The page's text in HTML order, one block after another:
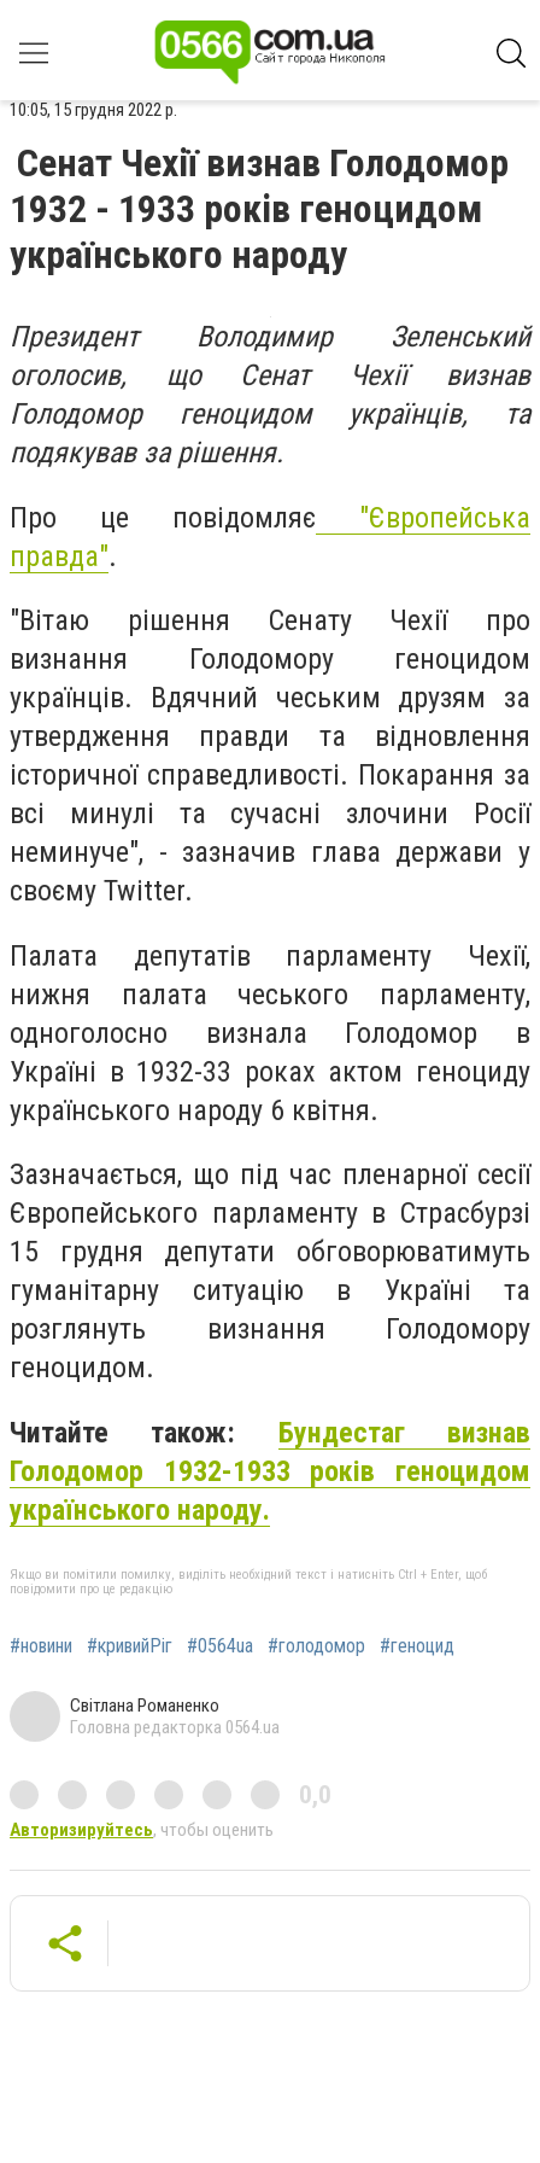
10:05, 15 грудня 2022 р.
Сенат Чехії визнав Голодомор
1932 - 1933 років геноцидом
українського народу
Президент Володимир Зеленський
оголосив, що Сенат Чехії визнав
Голодомор геноцидом українців, та
подякував за рішення.
Про це повідомляє "Європейська
правда".
"Вітаю рішення Сенату Чехії про
визнання Голодомору геноцидом
українців. Вдячний чеським друзям за
утвердження правди та відновлення
історичної справедливості. Покарання за
всі минулі та сучасні злочини Росії
неминуче", - зазначив глава держави у
своєму Twitter.
Палата депутатів парламенту Чехії,
нижня палата чеського парламенту,
одноголосно визнала Голодомор в
Україні в 1932-33 роках актом геноциду
українського народу 6 квітня.
Зазначається, що під час пленарної сесії
Європейського парламенту в Страсбурзі
15 грудня депутати обговорюватимуть
гуманітарну ситуацію в Україні та
розглянуть визнання Голодомору
геноцидом.
Читайте також: Бундестаг визнав
Голодомор 1932-1933 років геноцидом
українського народу.
Якщо ви помітили помилку, виділіть необхідний текст і натисніть Ctrl + Enter, щоб
повідомити про це редакцію
#новини #кривийРіг #0564ua #голодомор #геноцид
Світлана Романенко
Головна редакторка 0564.ua
0,0
Авторизируйтесь, чтобы оценить